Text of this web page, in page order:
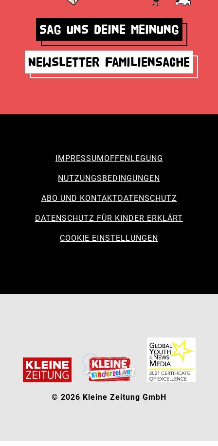
Sag uns deine Meinung
Newsletter Familiensache
IMPRESSUMOFFENLEGUNG
NUTZUNGSBEDINGUNGEN
ABO UND KONTAKTDATENSCHUTZ
DATENSCHUTZ FÜR KINDER ERKLÄRT
COOKIE EINSTELLUNGEN
© 2026 Kleine Zeitung GmbH